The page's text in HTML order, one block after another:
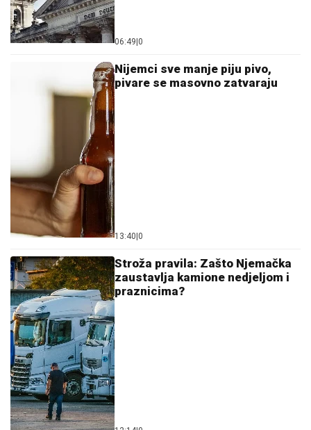
06:49 0
Nijemci sve manje piju pivo,
pivare se masovno zatvaraju
13:40 0
Stroža pravila: Zašto Njemačka
zaustavlja kamione nedjeljom i
praznicima?